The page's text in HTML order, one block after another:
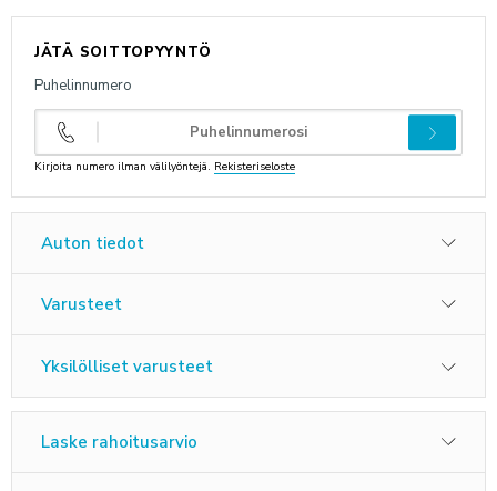
ANNA PALAUTETTA
JÄTÄ SOITTOPYYNTÖ
Puhelinnumero
Kirjoita numero ilman välilyöntejä. Rekisteriseloste
Auton tiedot
Varusteet
Yksilölliset varusteet
Laske rahoitusarvio